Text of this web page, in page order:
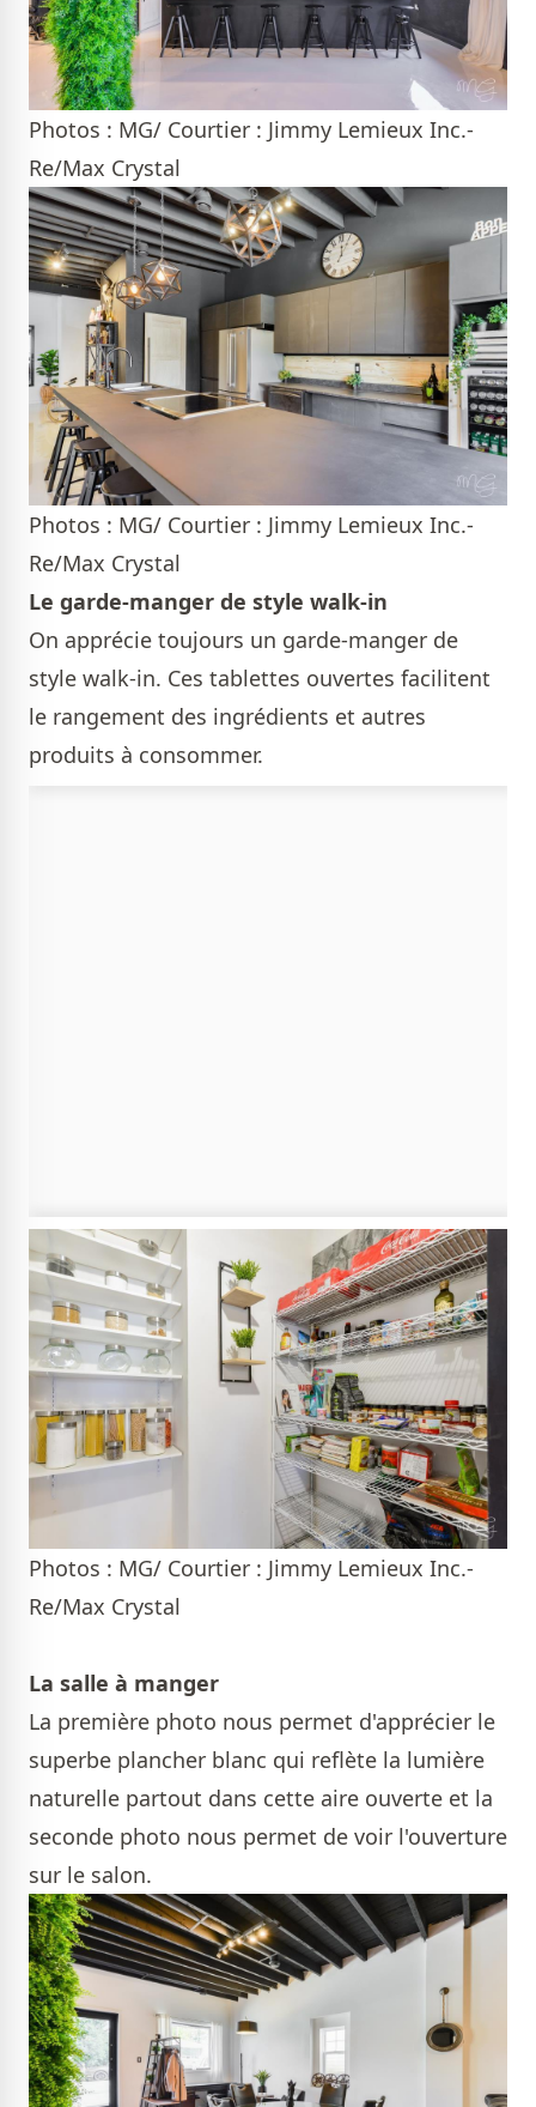
Photos : MG/ Courtier : Jimmy Lemieux Inc.-
Re/Max Crystal
Photos : MG/ Courtier : Jimmy Lemieux Inc.-
Re/Max Crystal
Le garde-manger de style walk-in
On apprécie toujours un garde-manger de
style walk-in. Ces tablettes ouvertes facilitent
le rangement des ingrédients et autres
produits à consommer.
Photos : MG/ Courtier : Jimmy Lemieux Inc.-
Re/Max Crystal
La salle à manger
La première photo nous permet d'apprécier le
superbe plancher blanc qui reflète la lumière
naturelle partout dans cette aire ouverte et la
seconde photo nous permet de voir l'ouverture
sur le salon.